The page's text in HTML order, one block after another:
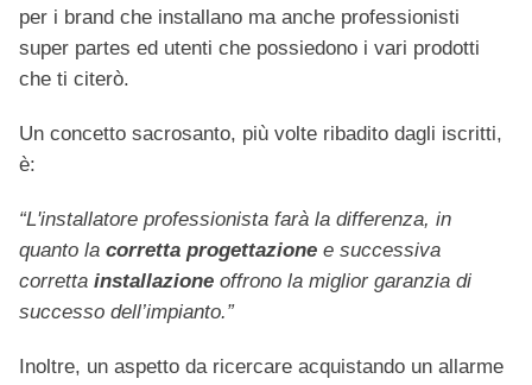
per i brand che installano ma anche professionisti
super partes ed utenti che possiedono i vari prodotti
che ti citerò.
Un concetto sacrosanto, più volte ribadito dagli iscritti,
è:
“L'installatore professionista farà la differenza, in
quanto la corretta progettazione e successiva
corretta installazione offrono la miglior garanzia di
successo dell’impianto.”
Inoltre, un aspetto da ricercare acquistando un allarme